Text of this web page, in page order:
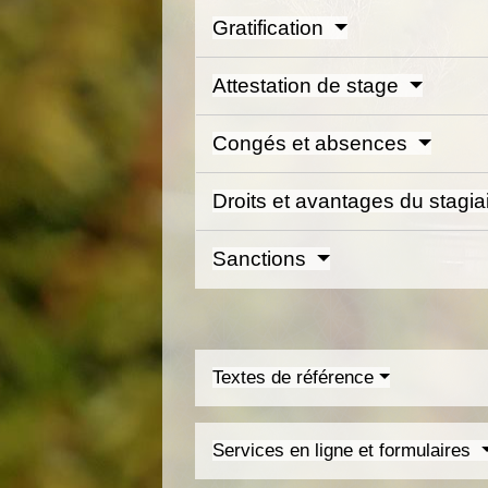
Gratification
Attestation de stage
Congés et absences
Droits et avantages du
Sanctions
Textes de référence
Services en ligne et formulaires